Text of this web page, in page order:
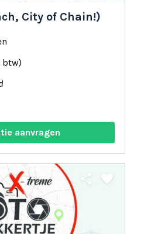
City of Chain!)
btw)
aanvragen
share favorite